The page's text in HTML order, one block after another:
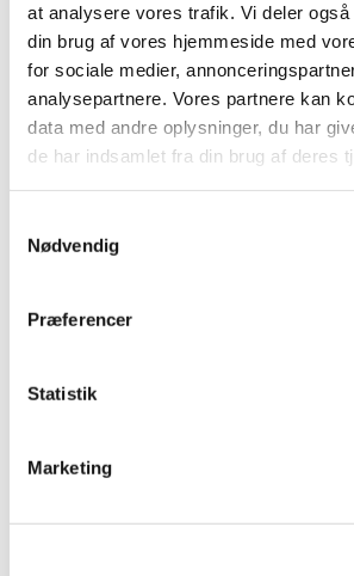
at analysere vores trafik. Vi deler også
din brug af vores hjemmeside med
for sociale medier,
analysepartnere. Vores partnere kan
data med andre oplysninger, du har
de har indsamlet fra din brug af deres
Nødvendig
Præferencer
Statistik
Marketing
Du vil måske